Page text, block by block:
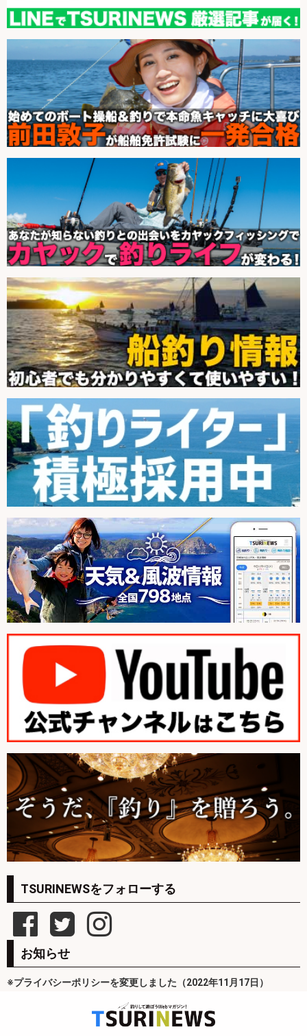
TSURINEWSをフォローする
お知らせ
※プライバシーポリシーを変更しました（2022年11月17日）